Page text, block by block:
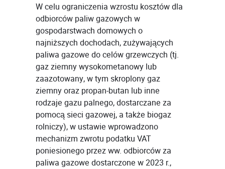
W celu ograniczenia wzrostu kosztów dla
odbiorców paliw gazowych w
gospodarstwach domowych o
najniższych dochodach, zużywających
paliwa gazowe do celów grzewczych (tj.
gaz ziemny wysokometanowy lub
zaazotowany, w tym skroplony gaz
ziemny oraz propan-butan lub inne
rodzaje gazu palnego, dostarczane za
pomocą sieci gazowej, a także biogaz
rolniczy), w ustawie wprowadzono
mechanizm zwrotu podatku VAT
poniesionego przez ww. odbiorców za
paliwa gazowe dostarczone w 2023 r.,